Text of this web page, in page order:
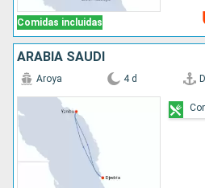
Comidas incluidas
ARABIA SAUDÍ
Aroya 4 d